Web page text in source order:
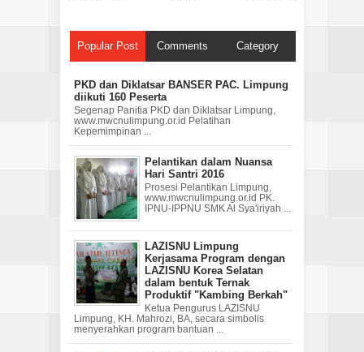
Popular Post Comments Category
PKD dan Diklatsar BANSER PAC. Limpung
diikuti 160 Peserta
Segenap Panitia PKD dan Diklatsar Limpung,
www.mwcnulimpung.or.id Pelatihan
Kepemimpinan ...
Pelantikan dalam Nuansa
Hari Santri 2016
Prosesi Pelantikan Limpung,
www.mwcnulimpung.or.id PK.
IPNU-IPPNU SMK Al Sya'iriyah ...
LAZISNU Limpung
Kerjasama Program dengan
LAZISNU Korea Selatan
dalam bentuk Ternak
Produktif "Kambing Berkah"
Ketua Pengurus LAZISNU
Limpung, KH. Mahrozi, BA, secara simbolis
menyerahkan program bantuan ...